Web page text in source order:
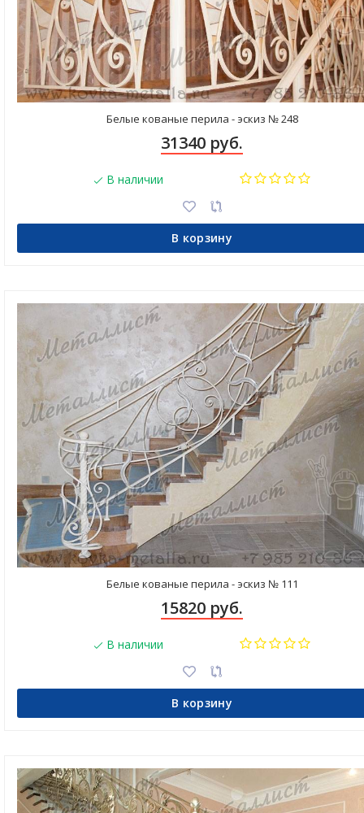
Белые кованые перила - эскиз № 248
31340 руб.
В наличии
В корзину
Белые кованые перила - эскиз № 111
15820 руб.
В наличии
В корзину